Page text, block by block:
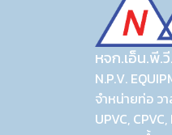
หจก.เอ็น.พี.
N.P.V.
จำหน่ายท่อ ว
UPVC,